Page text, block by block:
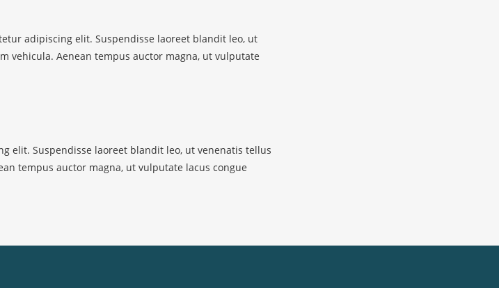
adipiscing elit. Suspendisse laoreet blandit leo, ut
vehicula. Aenean tempus auctor magna, ut vulputate
elit. Suspendisse laoreet blandit leo, ut venenatis tellus
tempus auctor magna, ut vulputate lacus congue